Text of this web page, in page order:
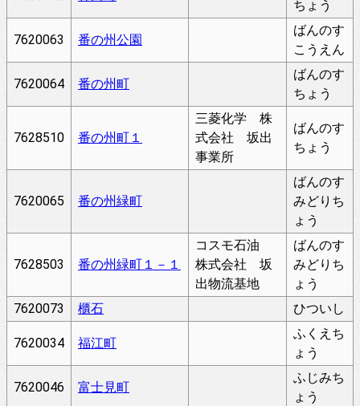
ちょう
7620063 番の州公園
ばんのす
こうえん
7620064 番の州町
ばんのす
ちょう
7628510 番の州町１
三菱化学 株
式会社 坂出
事業所
ばんのす
ちょう
7620065 番の州緑町
ばんのす
みどりち
ょう
7628503 番の州緑町１－１
コスモ石油
株式会社 坂
出物流基地
ばんのす
みどりち
ょう
7620073
櫃石 ひついし
7620034 福江町
ふくえち
ょう
7620046 富士見町
ふじみち
ょう